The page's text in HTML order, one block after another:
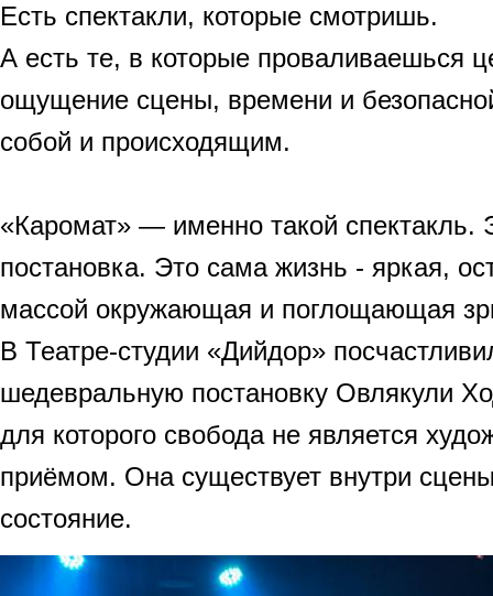
Есть спектакли, которые смотришь.
А есть те, в которые проваливаешься
ощущение сцены, времени и
собой и происходящим.
«Каромат» — именно такой спектакль.
постановка. Это сама жизнь - яркая,
массой окружающая и поглощающая
В Театре-студии «Дийдор»
шедевральную постановку Овлякули
для которого свобода не является
приёмом. Она существует внутри
состояние.